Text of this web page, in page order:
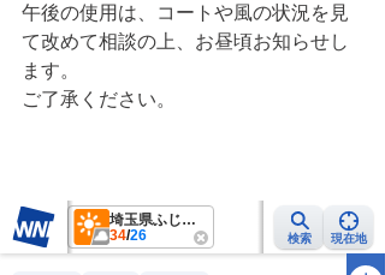
午後の使用は、コートや風の状況を見
て改めて相談の上、お昼頃お知らせし
ます。
ご了承ください。